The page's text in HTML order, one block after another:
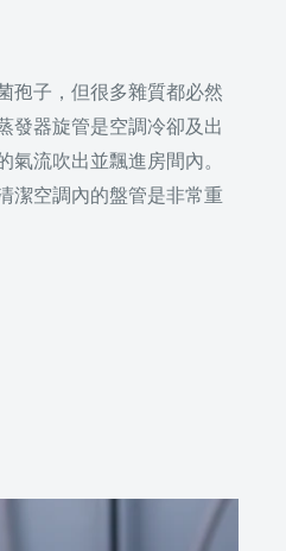
孢子，但很多雜質都必然
發器旋管是空調冷卻及出
流吹出並飄進房間內。
潔空調內的盤管是非常重